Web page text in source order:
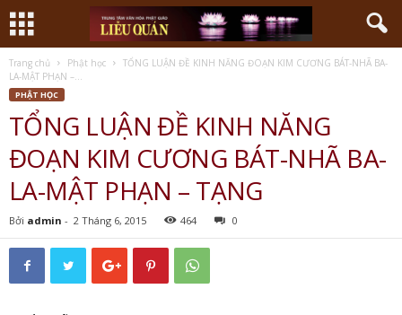
Trang chủ Phật học
TỔNG LUẬN ĐỀ KINH NĂNG ĐOẠN KIM CƯƠNG BÁT-NHÃ BA-
LA-MẬT PHẠN –...
PHẬT HỌC
TỔNG LUẬN ĐỀ KINH NĂNG
ĐOẠN KIM CƯƠNG BÁT-NHÃ BA-
LA-MẬT PHẠN – TẠNG
Bởi admin - 2 Tháng 6, 2015 464 0